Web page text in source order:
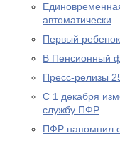
автоматически
Первый
В Пенсионный
Пресс-релизы
С 1 декабря
службу ПФР
ПФР напомнил